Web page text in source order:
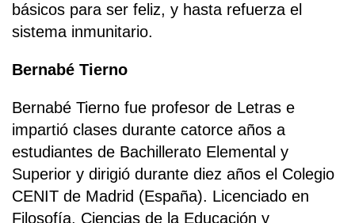
básicos para ser feliz, y hasta refuerza el
sistema inmunitario.
Bernabé Tierno
Bernabé Tierno fue profesor de Letras e
impartió clases durante catorce años a
estudiantes de Bachillerato Elemental y
Superior y dirigió durante diez años el Colegio
CENIT de Madrid (España). Licenciado en
Filosofía, Ciencias de la Educación y